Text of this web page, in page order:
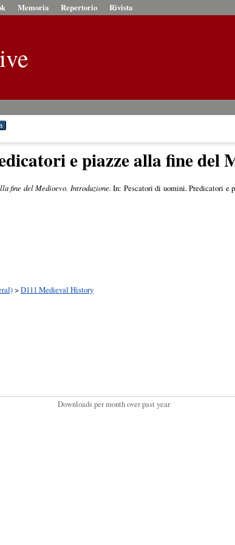
Memoria Repertorio Rivista
e piazze alla fine del
fine del Medioevo. Introduzione. In: Pescatori di uomini. Predicatori e
>D111 Medieval History
Downloads per month over past year